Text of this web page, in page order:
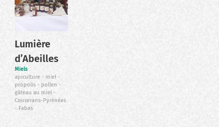
Lumière
d’Abeilles
Miels
apiculture
miel
propolis
pollen
gâteau au miel
Couserans-Pyrénées
Fabas